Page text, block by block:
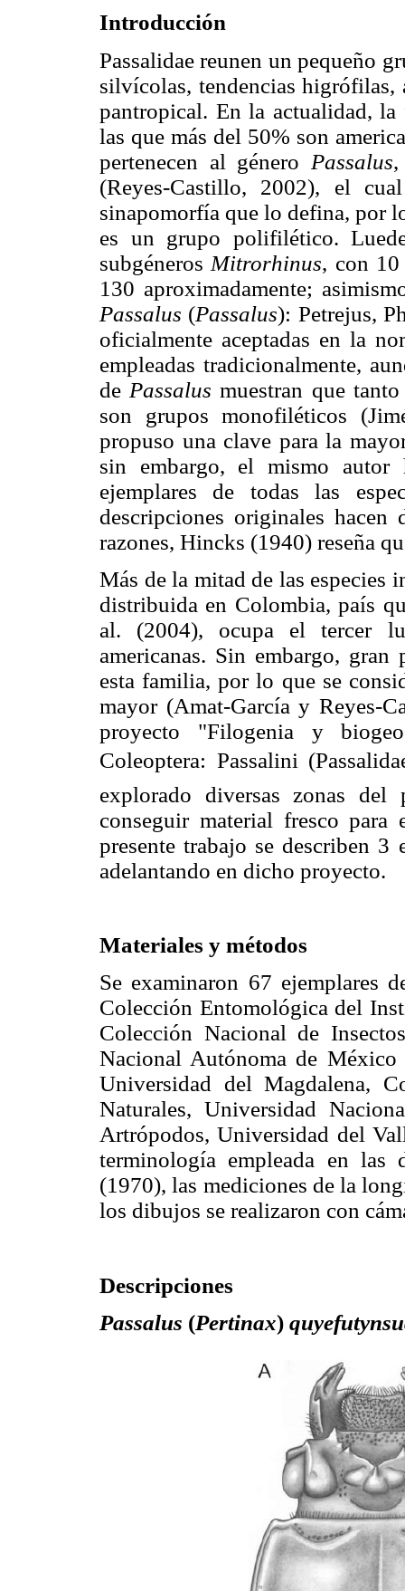
Introducción
Passalidae reunen un pequeño
silvícolas, tendencias
pantropical. En la actualidad, la
las que más del 50% son
pertenecen al género Passalus,
(Reyes-Castillo, 2002), el
sinapomorfía que lo defina, por
es un grupo polifilético.
subgéneros Mitrorhinus, con
130 aproximadamente;
Passalus (Passalus): Petrejus,
oficialmente aceptadas en la
empleadas tradicionalmente,
de Passalus muestran que
son grupos monofiléticos
propuso una clave para la
sin embargo, el mismo autor
ejemplares de todas las
descripciones originales
razones, Hincks (1940) reseña
Más de la mitad de las especies
distribuida en Colombia, país
al. (2004), ocupa el tercer
americanas. Sin embargo,
esta familia, por lo que se
mayor (Amat-García y Reyes-
proyecto "Filogenia y
Coleoptera: Passalini
explorado diversas zonas
conseguir material fresco para
presente trabajo se describen 3
adelantando en dicho proyecto.
Materiales y métodos
Se examinaron 67 ejemplares
Colección Entomológica del
Colección Nacional de
Nacional Autónoma de
Universidad del Magdalena,
Naturales, Universidad
Artrópodos, Universidad del
terminología empleada en las
(1970), las mediciones de la
los dibujos se realizaron con
Descripciones
Passalus (Pertinax)